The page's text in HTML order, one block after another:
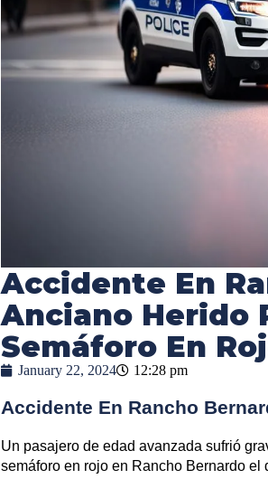
Accidente En
Anciano Herido
Semáforo En
January 22, 2024 12:28 pm
Accidente En Rancho
Un pasajero de edad avanzada sufrió
semáforo en rojo en Rancho Bernardo